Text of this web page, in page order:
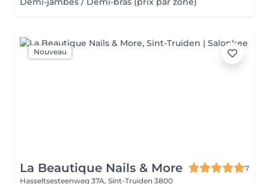
Nouveau
La Beautique Nails & More
7
Hasseltsesteenweg 37A, Sint-Truiden 3800